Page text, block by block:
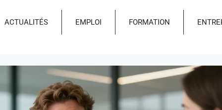
ACTUALITÉS EMPLOI FORMATION